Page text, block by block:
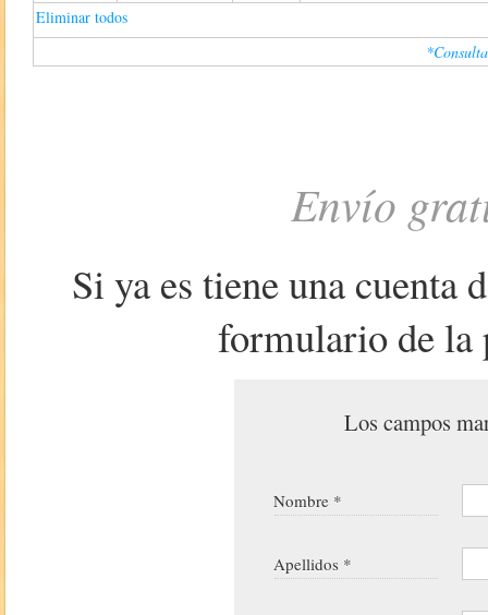
Eliminar todos
Envío
Si ya es tiene una cuenta
formulario de la
Los campos
Nombre *
Apellidos *